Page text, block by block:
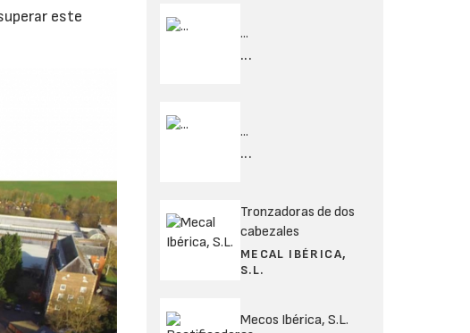
este
...
...
...
...
Tronzadoras de dos
cabezales
MECAL IBÉRICA,
S.L.
Mecos Ibérica, S.L.